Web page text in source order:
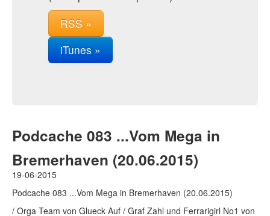
RSS »
iTunes »
Podcache 083 ...Vom Mega in
Bremerhaven (20.06.2015)
19-06-2015
Podcache 083 ...Vom Mega in Bremerhaven (20.06.2015)
/ Orga Team von Glueck Auf / Graf Zahl und Ferrarigirl No1 von